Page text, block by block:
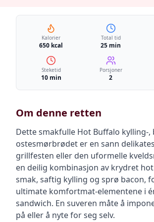
Kalorier
650 kcal
Total tid
25 min
Steketid
10 min
Porsjoner
2
Om denne retten
Dette smakfulle Hot Buffalo kylling-,
ostesmørbrødet er en sann
grillfesten eller den uformelle
en deilig kombinasjon av krydret
smak, saftig kylling og sprø bacon,
ultimate komfortmat-elementene i
sandwich. En suveren måte å
på eller å nyte for seg selv.